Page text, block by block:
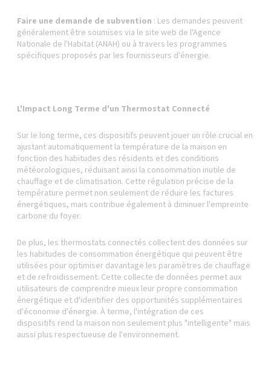
Faire une demande de subvention : Les demandes peuvent
généralement être soumises via le site web de l'Agence
Nationale de l'Habitat (ANAH) ou à travers les programmes
spécifiques proposés par les fournisseurs d'énergie.
L'Impact Long Terme d'un Thermostat Connecté
Sur le long terme, ces dispositifs peuvent jouer un rôle crucial en
ajustant automatiquement la température de la maison en
fonction des habitudes des résidents et des conditions
météorologiques, réduisant ainsi la consommation inutile de
chauffage et de climatisation. Cette régulation précise de la
température permet non seulement de réduire les factures
énergétiques, mais contribue également à diminuer l'empreinte
carbone du foyer.
De plus, les thermostats connectés collectent des données sur
les habitudes de consommation énergétique qui peuvent être
utilisées pour optimiser davantage les paramètres de chauffage
et de refroidissement. Cette collecte de données permet aux
utilisateurs de comprendre mieux leur propre consommation
énergétique et d'identifier des opportunités supplémentaires
d'économie d'énergie. À terme, l'intégration de ces
dispositifs rend la maison non seulement plus "intelligente" mais
aussi plus respectueuse de l'environnement.